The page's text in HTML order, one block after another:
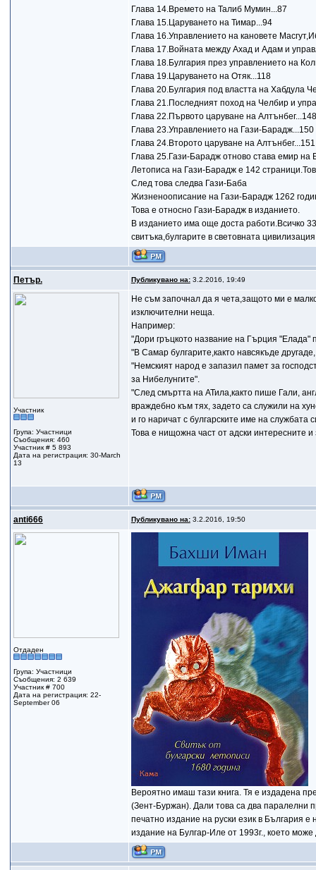
Глава 14.Времето на Талиб Мумин...87
Глава 15.Царуването на Тимар...94
Глава 16.Управлението на кановете
Глава 17.Войната между Ахад и Адам и
Глава 18.Булгария през управлението на
Глава 19.Царуването на Отяк...118
Глава 20.Булгария под властта на Хабдула
Глава 21.Последният поход на Челбир и
Глава 22.Първото царуване на Алтънбег...148
Глава 23.Управлението на Гази-Барадж...150
Глава 24.Второто царуване на Алтънбег...151
Глава 25.Гази-Барадж отново става емир на
Летописа на Гази-Барадж е 142
След това следва Гази-Баба
Жизненоописание на Гази-Барадж 1262
Това е относно Гази-Барадж в изданието.
В изданието има още доста работи.Всичко
свитъка,булгарите в световната
Петър. Публикувано на:3.2.2016, 19:49
Участник
Група: Участници
Съобщения: 460
Участник # 5 893
Дата на регистрация: 30-March
13
Не съм започнал да я чета,защото ми е
изключителни неща.
Например:
"Дори гръцкото название на Гърция "Елада"
"В Самар булгарите,както навсякъде
"Немският народ е запазил памет за
за Нибелунгите".
"След смъртта на АТила,както пише Гали,
враждебно към тях, задето са служили на
и го наричат с булгарските име на службата
Това е нищожна част от адски интересните
anti666 Публикувано на:3.2.2016, 19:50
Отдаден
Група: Участници
Съобщения: 2 639
Участник # 700
Дата на регистрация: 22-
September 06
Вероятно имаш тази книга. Тя е издадена
(Зент-Буржан). Дали това са два паралелни
печатно издание на руски език в България е
издание на Булгар-Иле от 1993г., което може